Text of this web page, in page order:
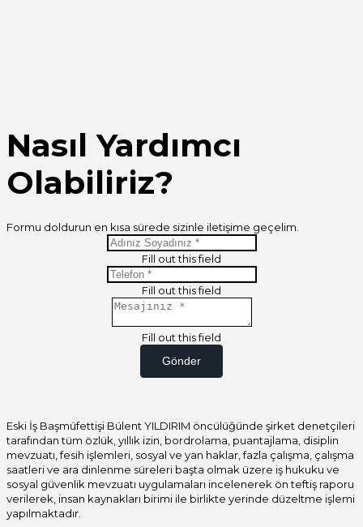
Nasıl Yardımcı
Olabiliriz?
Formu doldurun en kısa sürede sizinle iletişime geçelim.
Fill out this field
Fill out this field
Fill out this field
Gönder
Eski İş Başmüfettişi Bülent YILDIRIM öncülüğünde şirket denetçileri
tarafından tüm özlük, yıllık izin, bordrolama, puantajlama, disiplin
mevzuatı, fesih işlemleri, sosyal ve yan haklar, fazla çalışma, çalışma
saatleri ve ara dinlenme süreleri başta olmak üzere iş hukuku ve
sosyal güvenlik mevzuatı uygulamaları incelenerek ön teftiş raporu
verilerek, insan kaynakları birimi ile birlikte yerinde düzeltme işlemi
yapılmaktadır.